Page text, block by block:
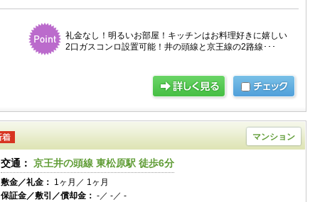
礼金なし！明るいお部屋！キッチンはお料理好きに嬉しい
2口ガスコンロ設置可能！井の頭線と京王線の2路線･･･
マンション
交通： 京王井の頭線 東松原駅 徒歩6分
敷金／礼金： 1ヶ月／ 1ヶ月
保証金／敷引／償却金： -／ -／ -